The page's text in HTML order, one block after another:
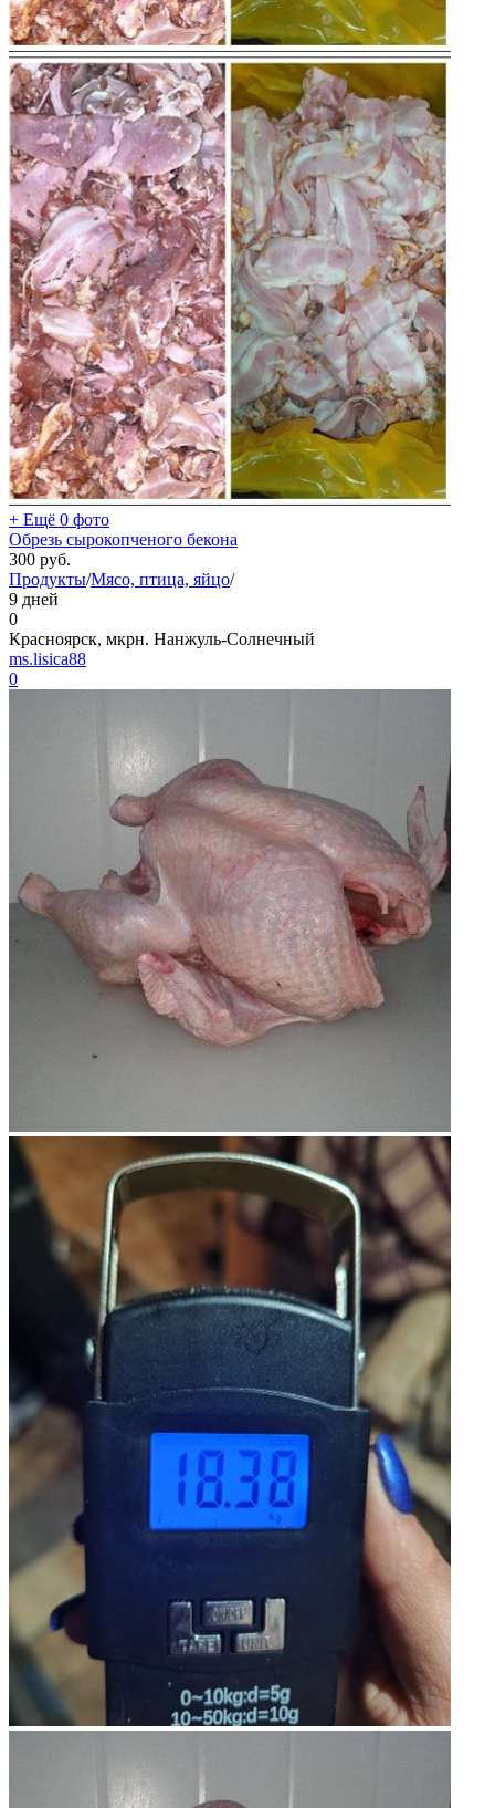
+ Ещё 0 фото
Обрезь сырокопченого бекона
300 руб.
Продукты/Мясо, птица, яйцо/
9 дней
0
Красноярск, мкрн. Нанжуль-Солнечный
ms.lisica88
0